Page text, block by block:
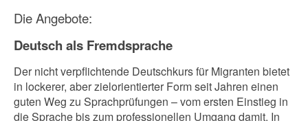
Die Angebote:
Deutsch als Fremdsprache
Der nicht verpflichtende Deutschkurs für Migranten bietet
in lockerer, aber zielorientierter Form seit Jahren einen
guten Weg zu Sprachprüfungen – vom ersten Einstieg in
die Sprache bis zum professionellen Umgang damit. In